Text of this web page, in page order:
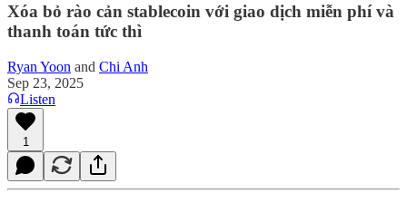
Xóa bỏ rào cản stablecoin với giao dịch miễn phí và
thanh toán tức thì
Ryan Yoon and Chi Anh
Sep 23, 2025
Listen
1